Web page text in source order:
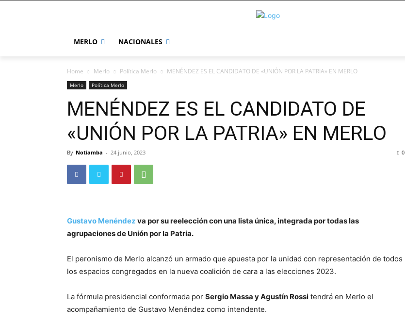
MERLO NACIONALES
Home Merlo Política Merlo MENÉNDEZ ES EL CANDIDATO DE «UNIÓN POR LA PATRIA» EN MERLO
Merlo Política Merlo
MENÉNDEZ ES EL CANDIDATO DE
«UNIÓN POR LA PATRIA» EN MERLO
By Notiamba - 24 junio, 2023 0
Gustavo Menéndez va por su reelección con una lista única, integrada por todas las
agrupaciones de Unión por la Patria.
El peronismo de Merlo alcanzó un armado que apuesta por la unidad con representación de todos
los espacios congregados en la nueva coalición de cara a las elecciones 2023.
La fórmula presidencial conformada por Sergio Massa y Agustín Rossi tendrá en Merlo el
acompañamiento de Gustavo Menéndez como intendente.